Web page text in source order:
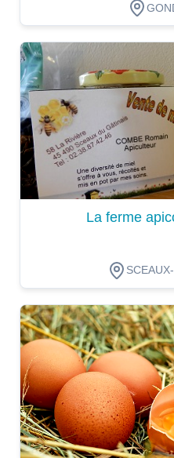
Dégustation
La ferme
Dégustation